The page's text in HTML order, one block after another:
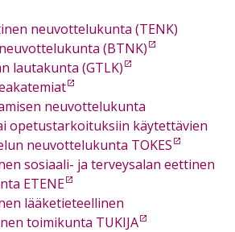
neuvottelukunta (TENK)
(BTNK)
lautakunta (GTLK)
neuvottelukunta
opetustarkoituksiin käytettävien
neuvottelukunta TOKES
sosiaali- ja terveysalan eettinen
ETENE
lääketieteellinen
toimikunta TUKIJA